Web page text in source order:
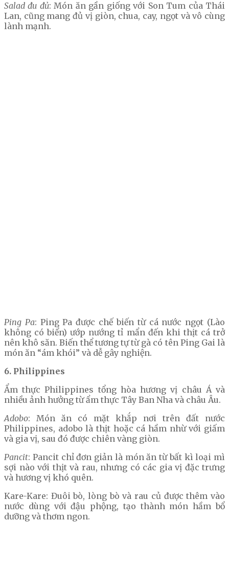
Salad đu đủ: Món ăn gần giống với Son Tum của Thái
Lan, cũng mang đủ vị giòn, chua, cay, ngọt và vô cùng
lành mạnh.
Ping Pa: Ping Pa được chế biến từ cá nước ngọt (Lào
không có biển) ướp nướng tỉ mẩn đến khi thịt cá trở
nên khô săn. Biến thể tương tự từ gà có tên Ping Gai là
món ăn “ám khói” và dễ gây nghiện.
6. Philippines
Ẩm thực Philippines tổng hòa hương vị châu Á và
nhiều ảnh hưởng từ ẩm thực Tây Ban Nha và châu Âu.
Adobo: Món ăn có mặt khắp nơi trên đất nước
Philippines, adobo là thịt hoặc cá hầm nhừ với giấm
và gia vị, sau đó được chiên vàng giòn.
Pancit: Pancit chỉ đơn giản là món ăn từ bất kì loại mì
sợi nào với thịt và rau, nhưng có các gia vị đặc trưng
và hương vị khó quên.
Kare-Kare: Đuôi bò, lòng bò và rau củ được thêm vào
nước dùng với đậu phộng, tạo thành món hầm bổ
dưỡng và thơm ngon.